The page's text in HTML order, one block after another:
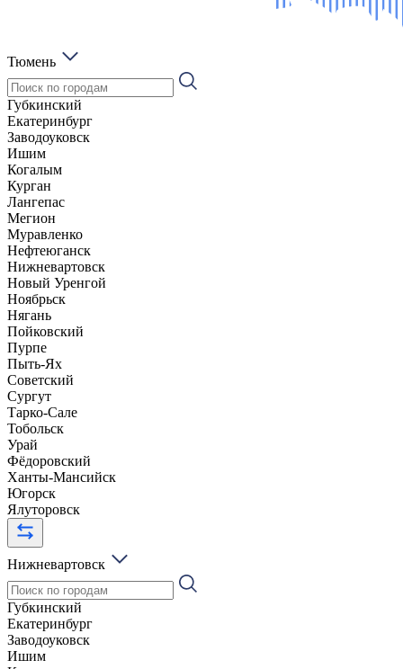
Тюмень
Губкинский
Екатеринбург
Заводоуковск
Ишим
Когалым
Курган
Лангепас
Мегион
Муравленко
Нефтеюганск
Нижневартовск
Новый Уренгой
Ноябрьск
Нягань
Пойковский
Пурпе
Пыть-Ях
Советский
Сургут
Тарко-Сале
Тобольск
Урай
Фёдоровский
Ханты-Мансийск
Югорск
Ялуторовск
Нижневартовск
Губкинский
Екатеринбург
Заводоуковск
Ишим